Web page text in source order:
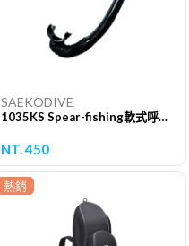
SAEKODIVE
1035KS Spear-fishing軟式呼吸管
NT. 450
熱銷